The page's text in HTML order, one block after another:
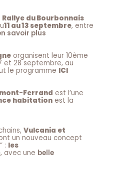
Rallye du Bourbonnais
11 au 13 septembre, entre
savoir plus
organisent leur 10ème
et 28 septembre, au
le programme ICI
Ferrand est l’une
habitation est la
Vulcania et
un nouveau concept
: les
, avec une belle